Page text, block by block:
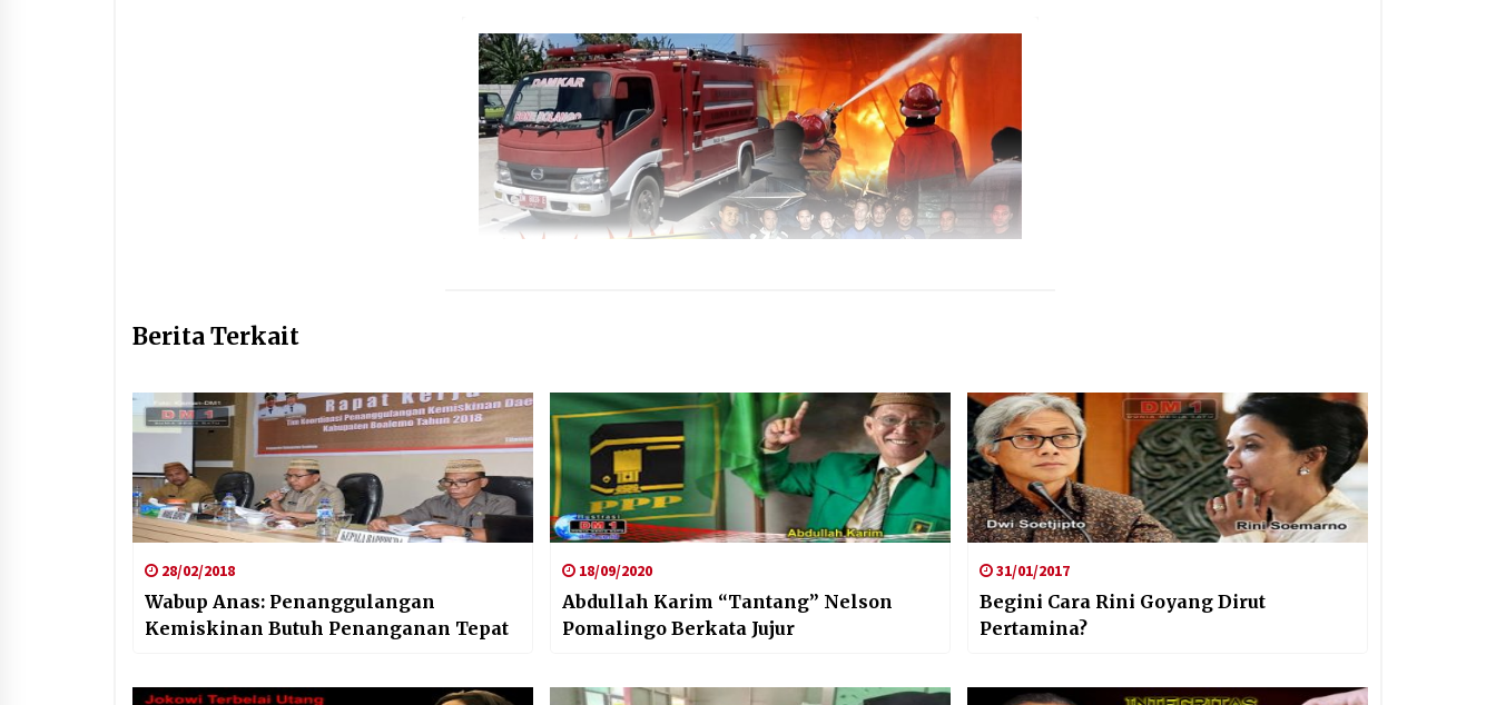
Berita Terkait
28/02/2018
Wabup Anas: Penanggulangan
Kemiskinan Butuh Penanganan Tepat
18/09/2020
Abdullah Karim “Tantang” Nelson
Pomalingo Berkata Jujur
31/01/2017
Begini Cara Rini Goyang Dirut
Pertamina?